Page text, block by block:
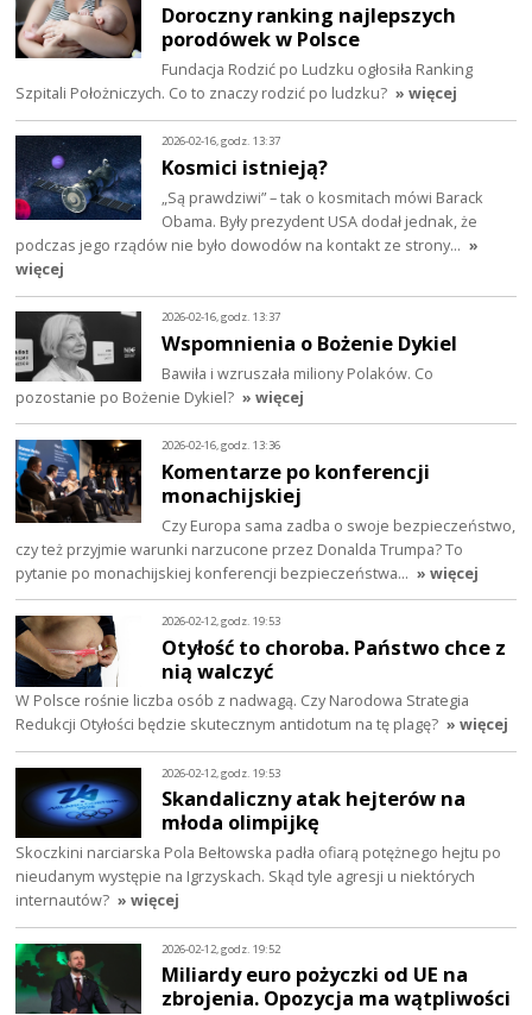
Doroczny ranking najlepszych
porodówek w Polsce
Fundacja Rodzić po Ludzku ogłosiła Ranking
Szpitali Położniczych. Co to znaczy rodzić po ludzku? » więcej
2026-02-16, godz. 13:37
Kosmici istnieją?
„Są prawdziwi” – tak o kosmitach mówi Barack
Obama. Były prezydent USA dodał jednak, że
podczas jego rządów nie było dowodów na kontakt ze strony… »
więcej
2026-02-16, godz. 13:37
Wspomnienia o Bożenie Dykiel
Bawiła i wzruszała miliony Polaków. Co
pozostanie po Bożenie Dykiel? » więcej
2026-02-16, godz. 13:36
Komentarze po konferencji
monachijskiej
Czy Europa sama zadba o swoje bezpieczeństwo,
czy też przyjmie warunki narzucone przez Donalda Trumpa? To
pytanie po monachijskiej konferencji bezpieczeństwa… » więcej
2026-02-12, godz. 19:53
Otyłość to choroba. Państwo chce z
nią walczyć
W Polsce rośnie liczba osób z nadwagą. Czy Narodowa Strategia
Redukcji Otyłości będzie skutecznym antidotum na tę plagę? » więcej
2026-02-12, godz. 19:53
Skandaliczny atak hejterów na
młoda olimpijkę
Skoczkini narciarska Pola Bełtowska padła ofiarą potężnego hejtu po
nieudanym występie na Igrzyskach. Skąd tyle agresji u niektórych
internautów? » więcej
2026-02-12, godz. 19:52
Miliardy euro pożyczki od UE na
zbrojenia. Opozycja ma wątpliwości